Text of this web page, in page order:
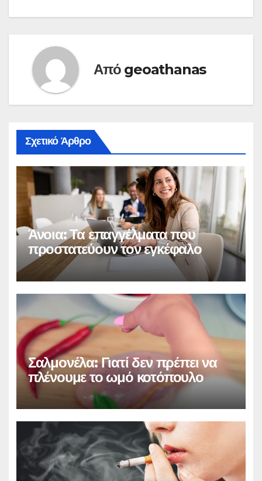
Από geoathanas
Σχετικό Άρθρο
Άνοια: Τα επαγγέλματα που
προστατεύουν τον εγκέφαλο
Σαλμονέλα: Γιατί δεν πρέπει να
πλένουμε το ωμό κοτόπουλο